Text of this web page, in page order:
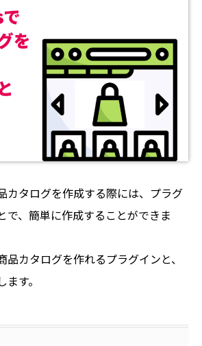
カタログを作成する際には、プラグ
で、簡単に作成することができま
カタログを作れるプラグインと、
す。